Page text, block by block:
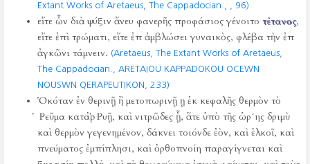
Extant Works of Aretaeus, The Cappadocian.,
96)
εἴτε ὦν διὰ ψύξιν ἄνευ φανερῆς προφάσιος γένοιτοτέτανος,
εἴτε ἐπὶ τρώματι, εἴτε ἐπ ἀμβλώσει γυναικὸς, φλέβα τὴν ἐπ
ἀγκῶνι τάμνειν. (Aretaeus, The Extant Works of Aretaeus,
The Cappadocian., ARETAIOU KAPPADOKOU OCEWN
NOUSWN QERAPEUTIKON, 233)
Ὁκόταν ἐν θερινῇ ἢ μετοπωρινῇ ῃ ἐκ κεφαλῆς θερμὸν τὸ
Ῥεῦμα καταῤῬυῇ, καὶ νιτρῶδες ᾖ, ἅτε ὑπὸ τῆς ὡρ´ης δριμὺ
καὶ θερμὸν γεγενημένον, δάκνει τοιόνδε ἐὸν, καὶ ἑλκοῖ, καὶ
πνεύματος ἐμπίπλησι, καὶ ὀρθοπνοίη παραγίγνεται καὶ